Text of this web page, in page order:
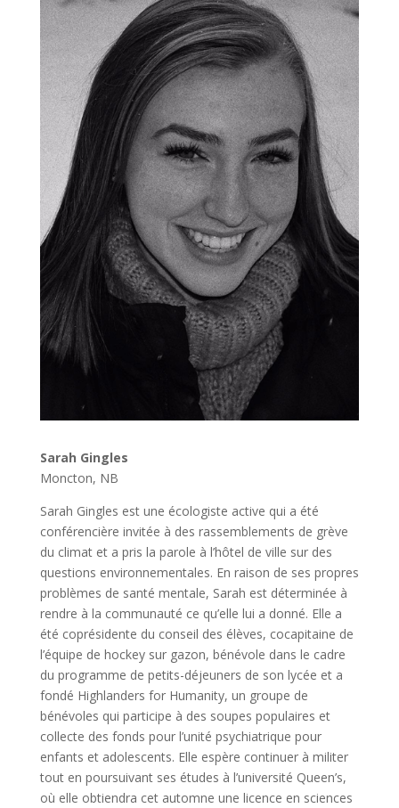
Sarah Gingles
Moncton, NB
Sarah Gingles est une écologiste active qui a été
conférencière invitée à des rassemblements de grève
du climat et a pris la parole à l’hôtel de ville sur des
questions environnementales. En raison de ses propres
problèmes de santé mentale, Sarah est déterminée à
rendre à la communauté ce qu’elle lui a donné. Elle a
été coprésidente du conseil des élèves, cocapitaine de
l’équipe de hockey sur gazon, bénévole dans le cadre
du programme de petits-déjeuners de son lycée et a
fondé Highlanders for Humanity, un groupe de
bénévoles qui participe à des soupes populaires et
collecte des fonds pour l’unité psychiatrique pour
enfants et adolescents. Elle espère continuer à militer
tout en poursuivant ses études à l’université Queen’s,
où elle obtiendra cet automne une licence en sciences